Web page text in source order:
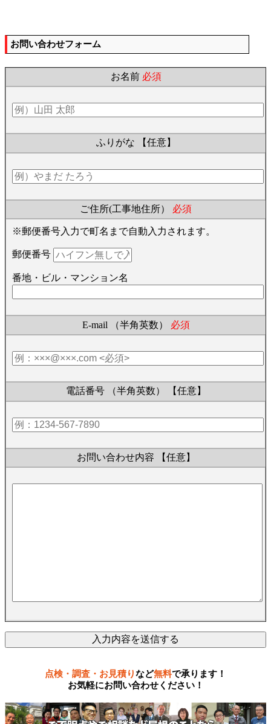
お問い合わせフォーム
お名前 必須
ふりがな 【任意】
ご住所(工事地住所） 必須
※郵便番号入力で町名まで自動入力されます。
郵便番号
番地・ビル・マンション名
E-mail （半角英数） 必須
電話番号 （半角英数） 【任意】
お問い合わせ内容 【任意】
点検・調査・お見積りなど無料で承ります！
お気軽にお問い合わせください！